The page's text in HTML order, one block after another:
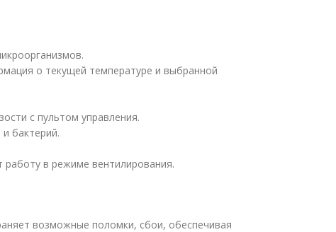
о текущей температуре и выбранной
с пультом управления.
бактерий.
в режиме вентилирования.
возможные поломки, сбои, обеспечивая